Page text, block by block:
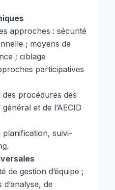
approches : sécurité
; moyens de
; ciblage
participatives
procédures des
et de l’AECID
planification, suivi-
de gestion d’équipe ;
de